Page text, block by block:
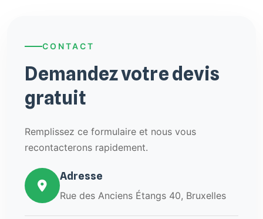
CONTACT
Demandez votre devis
gratuit
Remplissez ce formulaire et nous vous
recontacterons rapidement.
Adresse
Rue des Anciens Étangs 40, Bruxelles